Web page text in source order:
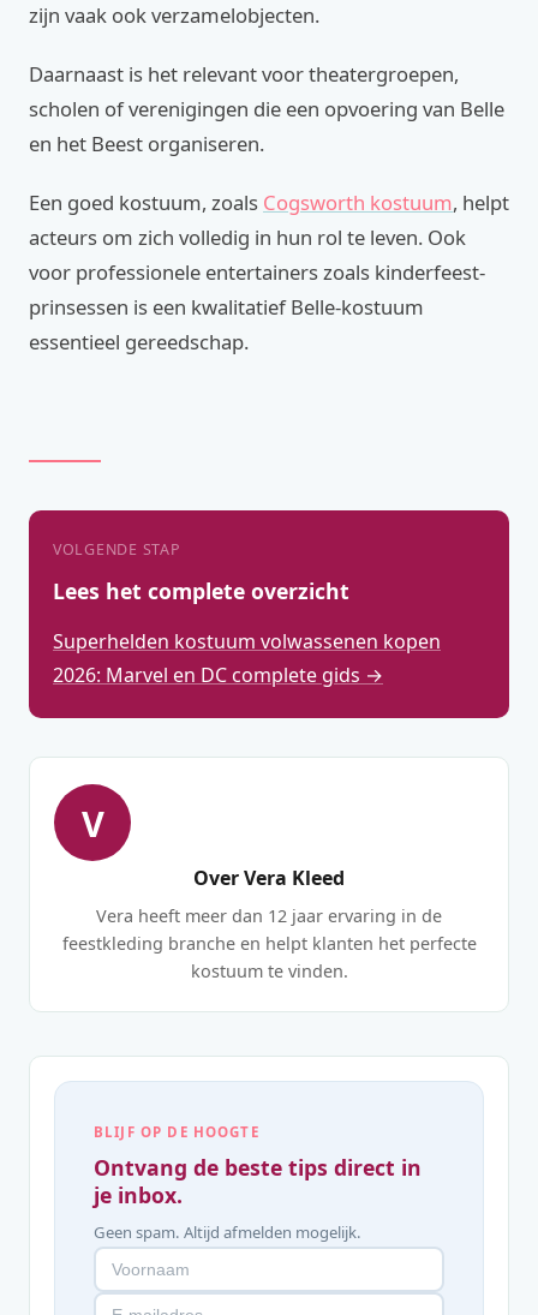
zijn vaak ook verzamelobjecten.
Daarnaast is het relevant voor theatergroepen,
scholen of verenigingen die een opvoering van Belle
en het Beest organiseren.
Een goed kostuum, zoals Cogsworth kostuum, helpt
acteurs om zich volledig in hun rol te leven. Ook
voor professionele entertainers zoals kinderfeest-
prinsessen is een kwalitatief Belle-kostuum
essentieel gereedschap.
VOLGENDE STAP
Lees het complete overzicht
Superhelden kostuum volwassenen kopen
2026: Marvel en DC complete gids →
V
Over Vera Kleed
Vera heeft meer dan 12 jaar ervaring in de
feestkleding branche en helpt klanten het perfecte
kostuum te vinden.
BLIJF OP DE HOOGTE
Ontvang de beste tips direct in
je inbox.
Geen spam. Altijd afmelden mogelijk.